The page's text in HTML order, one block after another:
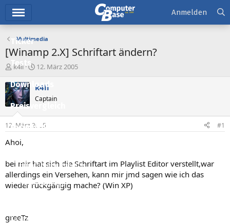
Ticker
Tests
Downloads
Preisvergleich
Forum
Aktuelles
Empfohlene Inhalte
Neue Beiträge
Leserartikel
Anmelden
Multimedia
[Winamp 2.X] Schriftart ändern?
E
s
t
e
e
r
k4li
E
s
e
t
12. März 2005
k4li
Captain
12. März 2005 #1
Ahoi,
bei mir hat sich die Schriftart im Playlist Editor verstellt,war
allerdings ein Versehen, kann mir jmd sagen wie ich das
wieder rückgängig mache? (Win XP)
greeTz